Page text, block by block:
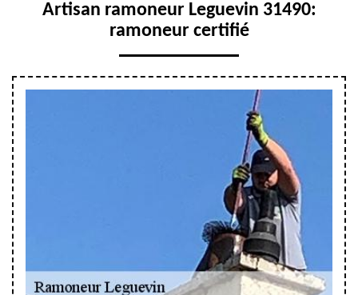
Artisan ramoneur Leguevin 31490:
ramoneur certifié